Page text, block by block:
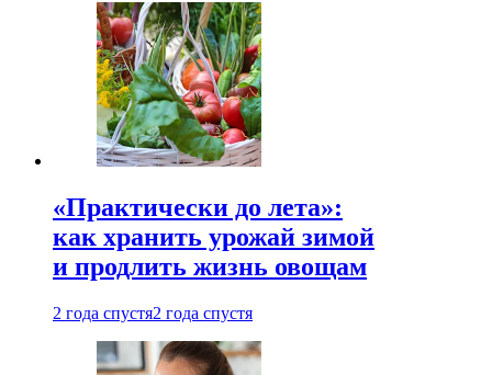
«Практически до лета»:
как хранить урожай зимой
и продлить жизнь овощам
2 года спустя2 года спустя